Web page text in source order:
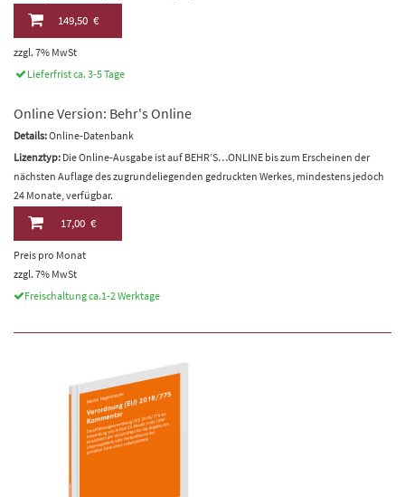
149,50 €
zzgl. 7% MwSt
Lieferfrist ca. 3-5 Tage
Online Version: Behr's Online
Details:Online-Datenbank
Lizenztyp: Die Online-Ausgabe ist auf BEHR’S…ONLINE bis zum Erscheinen der
nächsten Auflage des zugrundeliegenden gedruckten Werkes, mindestens jedoch
24 Monate, verfügbar.
17,00 €
Preis pro Monat
zzgl. 7% MwSt
Freischaltung ca.1-2 Werktage